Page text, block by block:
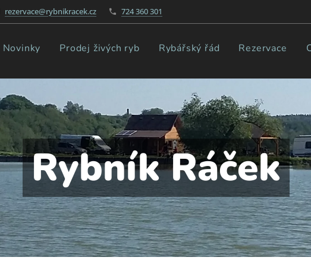
rezervace@rybnikracek.cz 724 360 301
Novinky Prodej živých ryb Rybářský řád Rezervace
Rybník Ráček